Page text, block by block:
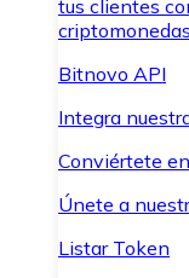
tus clientes
Bitnovo API
Integra
Conviértete
Únete a
Listar Token